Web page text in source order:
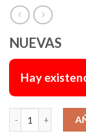
NUEVAS
Hay